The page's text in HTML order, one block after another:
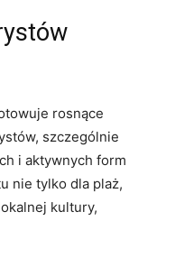
rosnące
szczególnie
i aktywnych form
nie tylko dla plaż,
kultury,